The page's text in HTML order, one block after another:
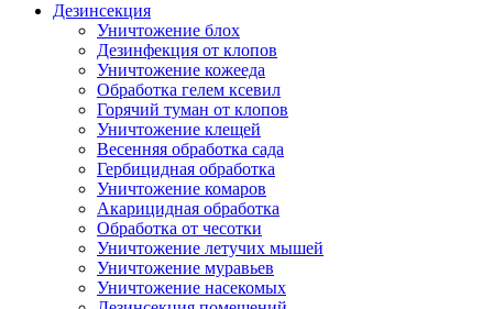
Дезинсекция
Уничтожение блох
Дезинфекция от клопов
Уничтожение кожееда
Обработка гелем ксевил
Горячий туман от клопов
Уничтожение клещей
Весенняя обработка сада
Гербицидная обработка
Уничтожение комаров
Акарицидная обработка
Обработка от чесотки
Уничтожение летучих мышей
Уничтожение муравьев
Уничтожение насекомых